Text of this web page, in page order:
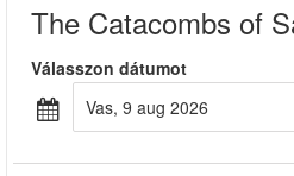
The Catacombs of
Válasszon dátumot
vas, 9 aug 2026